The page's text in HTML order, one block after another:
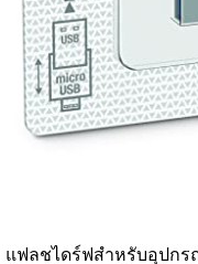
แฟลชไดร์ฟสำหรับอุปกร